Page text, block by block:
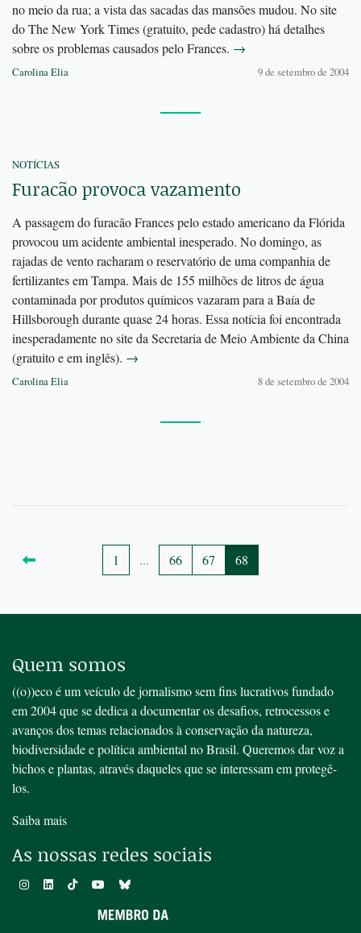
no meio da rua; a vista das sacadas das mansões mudou. No site
do The New York Times (gratuito, pede cadastro) há detalhes
sobre os problemas causados pelo Frances. →
Carolina Elia 9 de setembro de 2004
NOTÍCIAS
Furacão provoca vazamento
A passagem do furacão Frances pelo estado americano da Flórida
provocou um acidente ambiental inesperado. No domingo, as
rajadas de vento racharam o reservatório de uma companhia de
fertilizantes em Tampa. Mais de 155 milhões de litros de água
contaminada por produtos químicos vazaram para a Baía de
Hillsborough durante quase 24 horas. Essa notícia foi encontrada
inesperadamente no site da Secretaria de Meio Ambiente da China
(gratuito e em inglês). →
Carolina Elia 8 de setembro de 2004
1 ... 66 67 68
Quem somos
((o))eco é um veículo de jornalismo sem fins lucrativos fundado
em 2004 que se dedica a documentar os desafios, retrocessos e
avanços dos temas relacionados à conservação da natureza,
biodiversidade e política ambiental no Brasil. Queremos dar voz a
bichos e plantas, através daqueles que se interessam em protegê-
los.
Saiba mais
As nossas redes sociais